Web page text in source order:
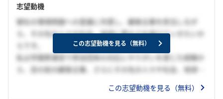
志望動機
御社の環境問題への意識に共感し、顧客企業を担当しなが
ら、その先の人々や社会、地球に豊かさを届けていきたいか
らです。
私は学園祭運営で参加団体の対応にやりがいを感じた経験か
ら、目の前の顧客企業、さらにその先の人々や社会、地球に
特に、環境問題に関心があり、地球の豊さは私たち生活者の
この志望動機を見る（無料）
この志望動機を見る（無料）